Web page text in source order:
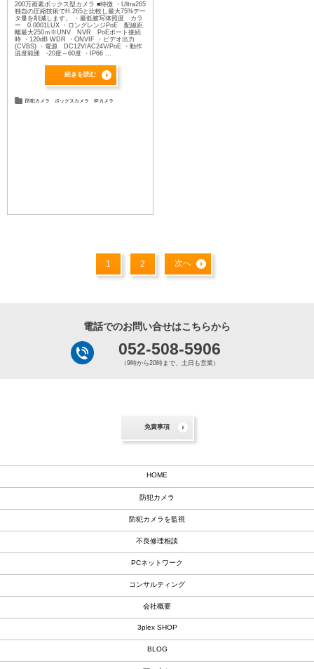
200万画素ボックス型カメラ ■特徴 ・Ultra265
独自の圧縮技術でH.265と比較し最大75%デー
タ量を削減します。 ・最低被写体照度 カラ
ー 0.0001LUX ・ロングレンジPoE 配線距
離最大250ｍ※UNV NVR PoEポート接続
時 ・120dB WDR ・ONVIF ・ビデオ出力
(CVBS) ・電源 DC12V/AC24V/PoE ・動作
温度範囲 -20度～60度 ・IP66 ...
続きを読む
防犯カメラ ボックスカメラ IPカメラ
1 2 次へ
電話でのお問い合せはこちらから
052-508-5906
（9時から20時まで、土日も営業）
免責事項
HOME
防犯カメラ
防犯カメラを監視
不良修理相談
PCネットワーク
コンサルティング
会社概要
3plex SHOP
BLOG